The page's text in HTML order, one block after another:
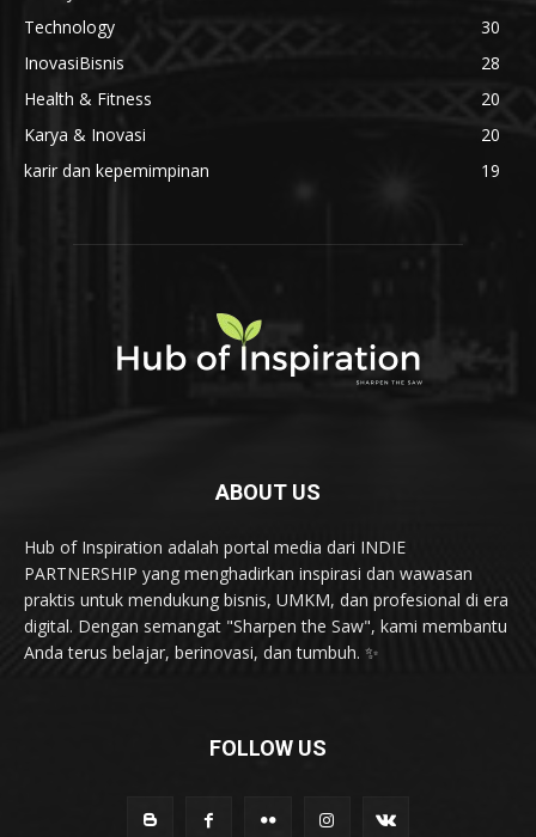
Technology
30
InovasiBisnis
28
Health & Fitness
20
Karya & Inovasi
20
karir dan kepemimpinan
19
ABOUT US
Hub of Inspiration adalah portal media dari INDIE
PARTNERSHIP yang menghadirkan inspirasi dan wawasan
praktis untuk mendukung bisnis, UMKM, dan profesional di era
digital. Dengan semangat "Sharpen the Saw", kami membantu
Anda terus belajar, berinovasi, dan tumbuh. ✨
FOLLOW US